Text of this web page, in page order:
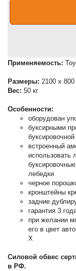
Применяемость:
Размеры: 2100 х
Вес: 50 кг
Особенности:
оборудован
буксирными
встроенный
лебедки
черное
кронштейны
задние
гарантия 3
при желании
его в цвет
X
Силовой обвес
в РФ.